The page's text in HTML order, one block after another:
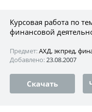
Курсовая работа по
финансовой
Предмет:АХД, экпред,
Добавлено:23.08.2007
Скачать